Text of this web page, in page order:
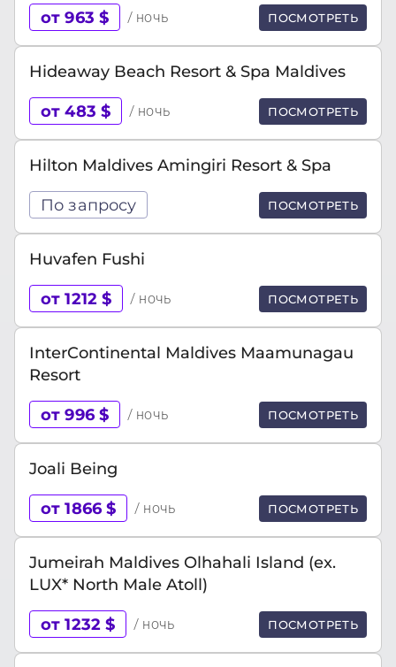
от 963 $ / ночь ПОСМОТРЕТЬ
Hideaway Beach Resort & Spa Maldives
от 483 $ / ночь ПОСМОТРЕТЬ
Hilton Maldives Amingiri Resort & Spa
По запросу ПОСМОТРЕТЬ
Huvafen Fushi
от 1212 $ / ночь ПОСМОТРЕТЬ
InterContinental Maldives Maamunagau
Resort
от 996 $ / ночь ПОСМОТРЕТЬ
Joali Being
от 1866 $ / ночь ПОСМОТРЕТЬ
Jumeirah Maldives Olhahali Island (ex.
LUX* North Male Atoll)
от 1232 $ / ночь ПОСМОТРЕТЬ